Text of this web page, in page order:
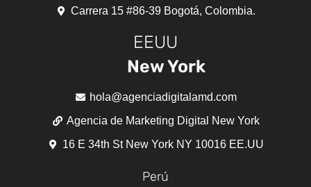
Carrera 15 #86-39 Bogotá, Colombia.
EEUU
New York
hola@agenciadigitalamd.com
Agencia de Marketing Digital New York
16 E 34th St New York NY 10016 EE.UU
Perú